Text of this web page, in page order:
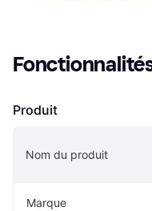
Produit
Nom du produit
Marque